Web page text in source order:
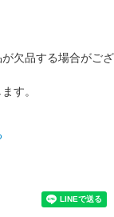
欠品する場合がござ
す。